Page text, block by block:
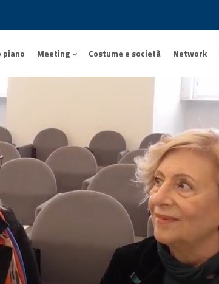
piano Meeting Costume e società Network